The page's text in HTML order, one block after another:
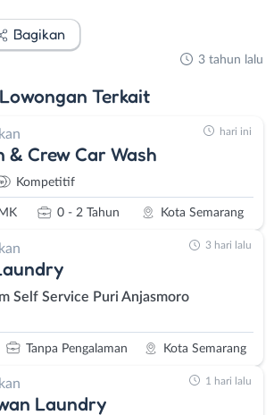
Bagikan
3 tahun lalu
Lowongan Terkait
& Crew Car Wash
Kompetitif
0 - 2 Tahun Kota Semarang
hari ini
Self Service Puri Anjasmoro
Tanpa Pengalaman Kota Semarang
3 hari lalu
Laundry
1 hari lalu